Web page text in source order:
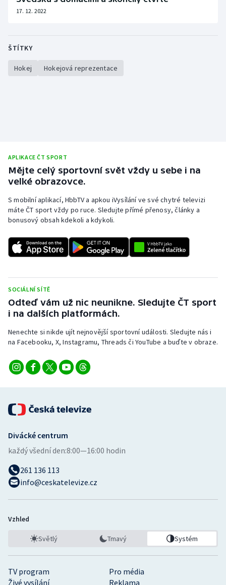
Rychlobruslení
Rychlostní kanoistika
Triatlon
Vodní slalom
Volejbal
17. 12. 2022
ŠTÍTKY
Hokej Hokejová reprezentace
APLIKACE ČT SPORT
Mějte celý sportovní svět vždy u sebe i na
velké obrazovce.
S mobilní aplikací, HbbTV a apkou iVysílání ve své chytré televizi
máte ČT sport vždy po ruce. Sledujte přímé přenosy, články a
bonusový obsah kdekoli a kdykoli.
SOCIÁLNÍ SÍTĚ
Odteď vám už nic neunikne. Sledujte ČT sport
i na dalších platformách.
Nenechte si nikde ujít nejnovější sportovní události. Sledujte nás i
na Facebooku, X, Instagramu, Threads či YouTube a buďte v obraze.
TV program
Pro média
Živé vysílání
Reklama
Divácké centrum
každý všední den:8:00—16:00 hodin
261 136 113
info@ceskatelevize.cz
Vzhled
Světlý Tmavý Systém